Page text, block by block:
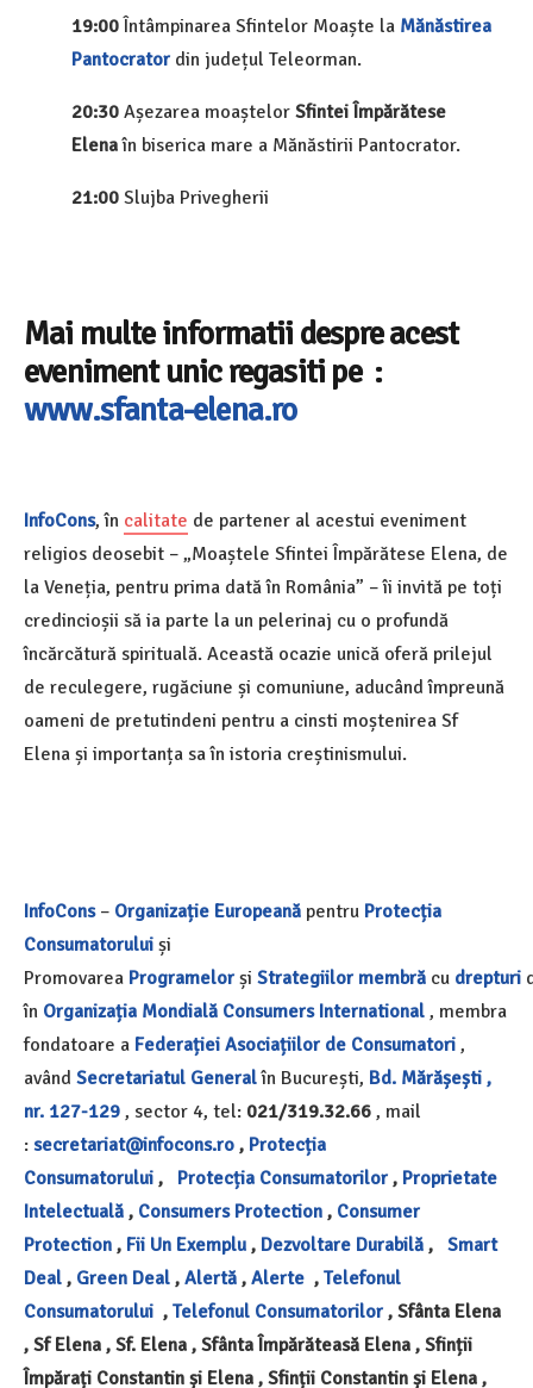
19:00Întâmpinarea Sfintelor Moaște la Mănăstirea
Pantocrator din județul Teleorman.
20:30 Așezarea moaștelor Sfintei Împărătese
Elena în biserica mare a Mănăstirii Pantocrator.
21:00 Slujba Privegherii
Mai multe informatii despre acest
eveniment unic regasiti pe :
www.sfanta-elena.ro
InfoCons, în calitate de partener al acestui eveniment
religios deosebit – „Moaștele Sfintei Împărătese Elena, de
la Veneția, pentru prima dată în România” – îi invită pe toți
credincioșii să ia parte la un pelerinaj cu o profundă
încărcătură spirituală. Această ocazie unică oferă prilejul
de reculegere, rugăciune și comuniune, aducând împreună
oameni de pretutindeni pentru a cinsti moștenirea Sf
Elena și importanța sa în istoria creștinismului.
InfoCons– Organizație Europeană pentru Protecția
Consumatorului și
Promovarea Programelor și Strategiilor membră cu drepturi
în Organizația Mondială Consumers International , membra
fondatoare a Federației Asociațiilor de Consumatori ,
având Secretariatul Generalîn București, Bd. Mărășești ,
nr. 127-129 , sector 4, tel: 021/319.32.66 , mail
: secretariat@infocons.ro , Protecția
Consumatorului , Protecția Consumatorilor , Proprietate
Intelectuală , Consumers Protection , Consumer
Protection , Fii Un Exemplu , Dezvoltare Durabilă , Smart
Deal , Green Deal , Alertă , Alerte , Telefonul
Consumatorului , Telefonul Consumatorilor , Sfânta Elena
, Sf Elena , Sf. Elena , Sfânta Împărăteasă Elena , Sfinții
Împărați Constantin și Elena , Sfinții Constantin și Elena ,